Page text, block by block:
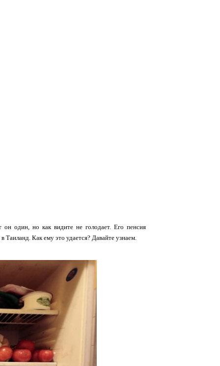
один, но как видите не голодает. Его пенсия
Таиланд. Как ему это удается? Давайте узнаем.